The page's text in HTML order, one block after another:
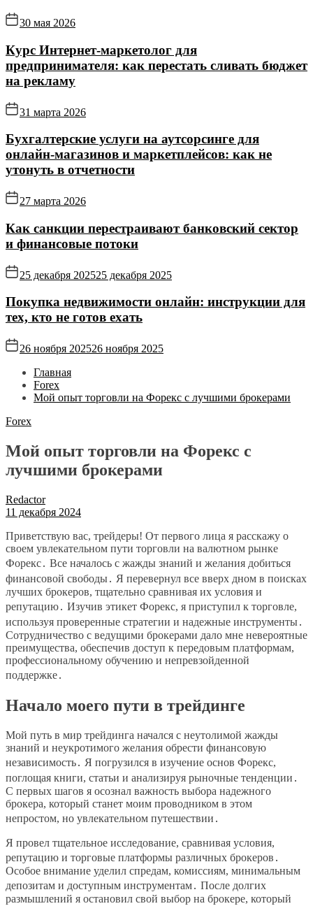
30 мая 2026
Курс Интернет‑маркетолог для
предпринимателя: как перестать сливать бюджет
на рекламу
31 марта 2026
Бухгалтерские услуги на аутсорсинге для
онлайн‑магазинов и маркетплейсов: как не
утонуть в отчетности
27 марта 2026
Как санкции перестраивают банковский сектор
и финансовые потоки
25 декабря 202525 декабря 2025
Покупка недвижимости онлайн: инструкции для
тех, кто не готов ехать
26 ноября 202526 ноября 2025
Главная
Forex
Мой опыт торговли на Форекс с лучшими брокерами
Forex
Мой опыт торговли на Форекс с
лучшими брокерами
Redactor
11 декабря 2024
Приветствую вас, трейдеры! От первого лица я расскажу о
своем увлекательном пути торговли на валютном рынке
Форекс․ Все началось с жажды знаний и желания добиться
финансовой свободы․ Я перевернул все вверх дном в поисках
лучших брокеров, тщательно сравнивая их условия и
репутацию․ Изучив этикет Форекс, я приступил к торговле,
используя проверенные стратегии и надежные инструменты․
Сотрудничество с ведущими брокерами дало мне невероятные
преимущества, обеспечив доступ к передовым платформам,
профессиональному обучению и непревзойденной
поддержке․
Начало моего пути в трейдинге
Мой путь в мир трейдинга начался с неутолимой жажды
знаний и неукротимого желания обрести финансовую
независимость․ Я погрузился в изучение основ Форекс,
поглощая книги, статьи и анализируя рыночные тенденции․
С первых шагов я осознал важность выбора надежного
брокера, который станет моим проводником в этом
непростом, но увлекательном путешествии․
Я провел тщательное исследование, сравнивая условия,
репутацию и торговые платформы различных брокеров․
Особое внимание уделил спредам, комиссиям, минимальным
депозитам и доступным инструментам․ После долгих
размышлений я остановил свой выбор на брокере, который